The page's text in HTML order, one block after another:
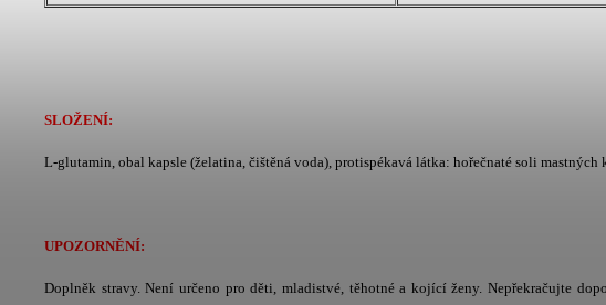
SLOŽENÍ:
L-glutamin, obal kapsle (želatina, čištěná voda), protispékavá látka: hořečnaté soli mastných
UPOZORNĚNÍ:
Doplněk stravy. Není určeno pro děti, mladistvé, těhotné a kojící ženy. Nepřekračujte